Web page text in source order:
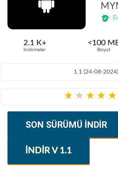
2.1 K+
İndirmeler
<100
Boyut
1.1 (24-08-
★ ★ ★ ★ ★
SON SÜRÜMÜ INDIR
İNDIR V 1.1